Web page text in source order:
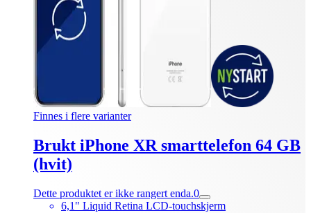
Finnes i flere varianter
Brukt iPhone XR smarttelefon 64 GB
(hvit)
Dette produktet er ikke rangert enda.0
6,1" Liquid Retina LCD-touchskjerm